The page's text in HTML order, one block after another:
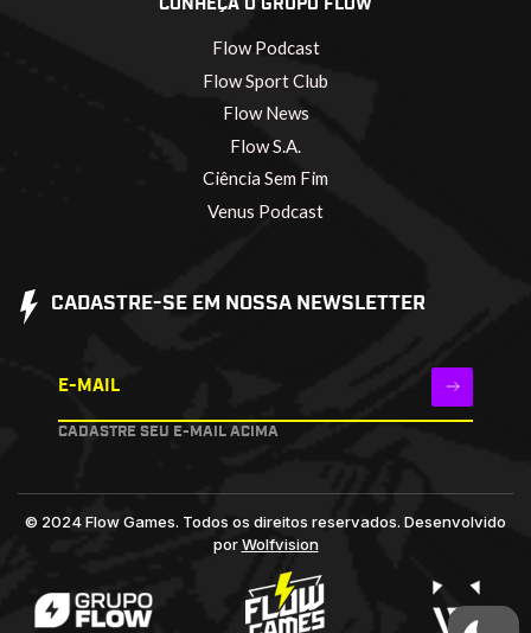
CONHEÇA O GRUPO FLOW
Flow Podcast
Flow Sport Club
Flow News
Flow S.A.
Ciência Sem Fim
Venus Podcast
CADASTRE-SE EM NOSSA NEWSLETTER
E-MAIL
CADASTRE SEU E-MAIL ACIMA
© 2024 Flow Games. Todos os direitos reservados. Desenvolvido
porWolfvision